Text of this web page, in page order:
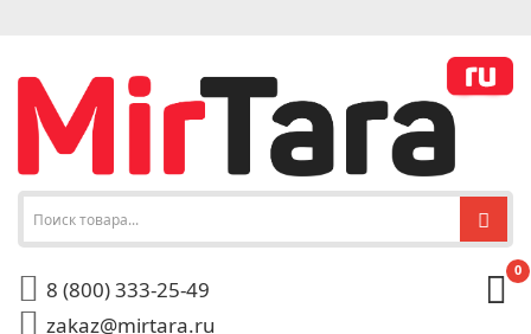
8 (800) 333-25-49
zakaz@mirtara.ru
0